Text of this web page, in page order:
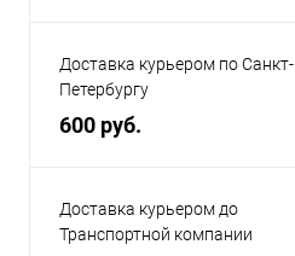
Доставка курьером по Санкт-
Петербургу
600 руб.
Доставка курьером до
Транспортной компании